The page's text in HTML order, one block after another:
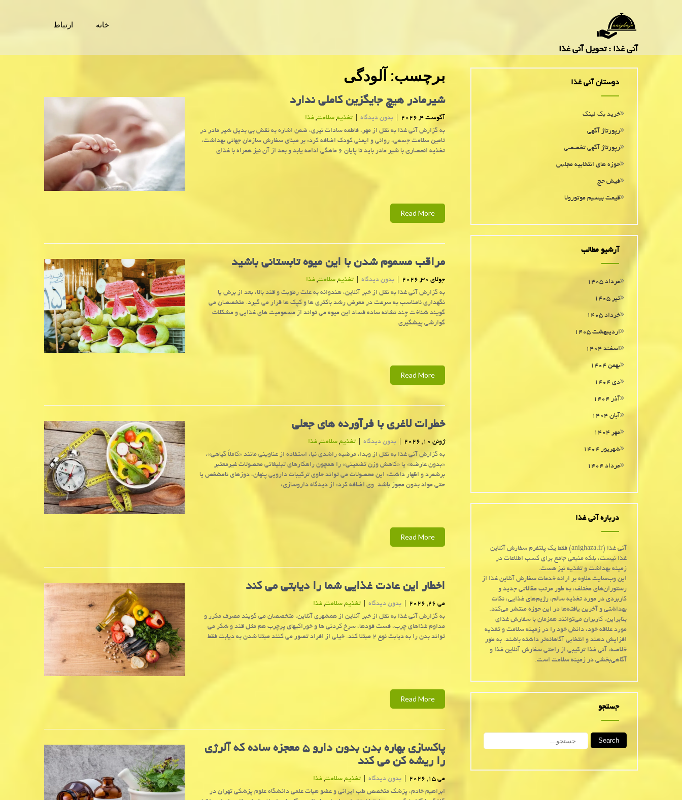
آنی غذا : تحویل آنی غذا
خانه ارتباط
برچسب: آلودگی
شیرمادر هیچ جایگزین کاملی ندارد
آگوست 4, 2026 بدون دیدگاه تغذیه, سلامت, غذا
به گزارش آنی غذا به نقل از مهر، فاطمه سادات نیری، ضمن اشاره به نقش بی بدیل شیر مادر در
تامین سلامت جسمی، روانی و ایمنی کودک اضافه کرد: بر مبنای سفارش سازمان جهانی بهداشت،
تغذیه انحصاری با شیر مادر باید تا پایان ۶ ماهگی ادامه یابد و بعد از آن نیز همراه با غذای
Read More
مراقب مسموم شدن با این میوه تابستانی باشید
جولای 30, 2026 بدون دیدگاه تغذیه, سلامت, غذا
به گزارش آنی غذا به نقل از خبر آنلاین، هندوانه به علت رطوبت و قند بالا، بعد از برش یا
نگهداری نامناسب به سرعت در معرض رشد باکتری ها و کپک ها قرار می گیرد. متخصصان می
گویند شناخت چند نشانه ساده فساد این میوه می تواند از مسمومیت های غذایی و مشکلات
گوارشی پیشگیری
Read More
خطرات لاغری با فرآورده های جعلی
ژوئن 10, 2026 بدون دیدگاه تغذیه, سلامت, غذا
به گزارش آنی غذا به نقل از وبدا، مرضیه راشدی نیا، استفاده از عناوینی مانند «کاملاً گیاهی»،
«بدون عارضه» یا «کاهش وزن تضمینی» را همچون راهکارهای تبلیغاتی محصولات غیرمعتبر
برشمرد و اظهار داشت: این محصولات می تواند حاوی ترکیبات دارویی پنهان، دوزهای نامشخص یا
حتی مواد بدون مجوز باشد. وی اضافه کرد: از دیدگاه داروسازی،
Read More
اخطار این عادت غذایی شما را دیابتی می کند
می 26, 2026 بدون دیدگاه تغذیه, سلامت, غذا
به گزارش آنی غذا به نقل از خبر آنلاین از همشهری آنلاین، متخصصان می گویند مصرف مکرر و
مداوم غذاهای چرب، فست فودها، سرخ کردنی ها و خوراکیهای پرچرب هم مثل قند و شکر می
تواند بدن را به دیابت نوع ۲ مبتلا کند. خیلی از افراد تصور می کنند مبتلا شدن به دیابت فقط
Read More
پاکسازی بهاره بدن بدون دارو ۵ معجزه ساده که آلرژی
را ریشه کن می کند
می 15, 2026 بدون دیدگاه تغذیه, سلامت, غذا
ابراهیم خادم، پزشک متخصص طب ایرانی و عضو هیات علمی دانشگاه علوم پزشکی تهران در
دوستان آنی غذا
خرید بک لینک
رپورتاژ آگهی
رپورتاژ آگهی تخصصی
حوزه های انتخابیه مجلس
فیش حج
قیمت بیسیم موتورولا
آرشیو مطالب
مرداد ۱۴۰۵
تیر ۱۴۰۵
خرداد ۱۴۰۵
اردیبهشت ۱۴۰۵
اسفند ۱۴۰۴
بهمن ۱۴۰۴
دی ۱۴۰۴
آذر ۱۴۰۴
آبان ۱۴۰۴
مهر ۱۴۰۴
شهریور ۱۴۰۴
مرداد ۱۴۰۴
درباره آنی غذا
آنی غذا (anighaza.ir) فقط یک پلتفرم سفارش آنلاین
غذا نیست، بلکه منبعی جامع برای کسب اطلاعات در
زمینه بهداشت و تغذیه نیز هست.
این وب‌سایت علاوه بر ارائه خدمات سفارش آنلاین غذا از
رستوران‌های مختلف، به طور مرتب مقالاتی جدید و
کاربردی در مورد تغذیه سالم، رژیم‌های غذایی، نکات
بهداشتی و آخرین یافته‌ها در این حوزه منتشر می‌کند.
بنابراین، کاربران می‌توانند همزمان با سفارش غذای
مورد علاقه خود، دانش خود را در زمینه سلامت و تغذیه
افزایش دهند و انتخابی آگاهانه‌تر داشته باشند. به طور
خلاصه، آنی غذا ترکیبی از راحتی سفارش آنلاین غذا و
آگاهی‌بخشی در زمینه سلامت است.
جستجو
Search